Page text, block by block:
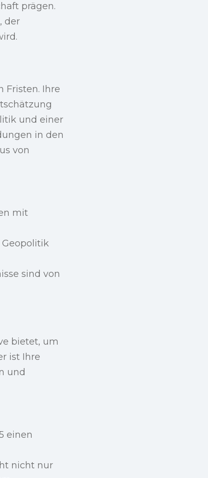
prägen.
der
Fristen. Ihre
und einer
in den
von
mit
Geopolitik
sind von
bietet, um
ist Ihre
und
einen
nicht nur